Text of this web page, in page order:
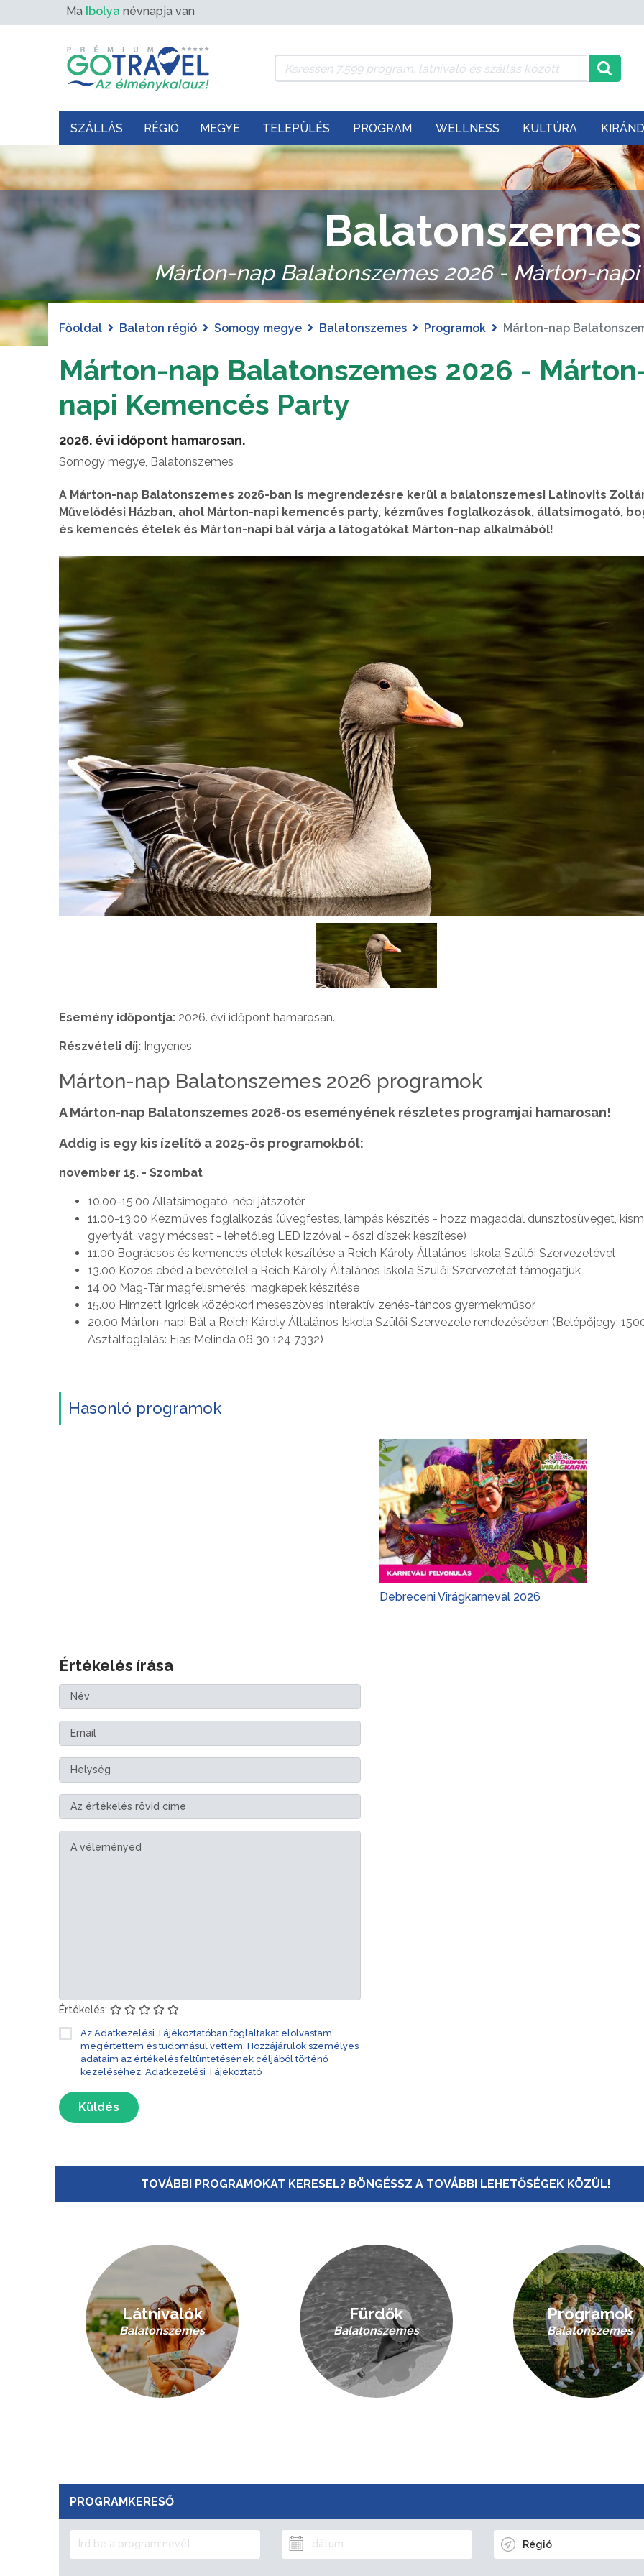
Ma Ibolya névnapja van
SZÁLLÁS RÉGIÓ MEGYE TELEPÜLÉS PROGRAM WELLNESS KULTÚRA
Balatonszemes
Márton-nap Balatonszemes 2026 - Márton-
Főoldal Balaton régió Somogy megye Balatonszemes Programok Márton-nap
Márton-nap Balatonszemes 2026 -
napi Kemencés Party
2026. évi időpont hamarosan.
Somogy megye, Balatonszemes
A Márton-nap Balatonszemes 2026-ban is megrendezésre kerül a balatonszemesi Latinovits
Művelődési Házban, ahol Márton-napi kemencés party, kézműves foglalkozások, állatsimogató,
és kemencés ételek és Márton-napi bál várja a látogatókat Márton-nap alkalmából!
Esemény időpontja: 2026. évi időpont hamarosan.
Részvételi díj: Ingyenes
Márton-nap Balatonszemes 2026 programok
A Márton-nap Balatonszemes 2026-os eseményének részletes programjai hamarosan!
Addig is egy kis ízelítő a 2025-ös programokból:
november 15. - Szombat
10.00-15.00 Állatsimogató, népi játszótér
11.00-13.00 Kézműves foglalkozás (üvegfestés, lámpás készítés - hozz magaddal dunsztosüveget,
gyertyát, vagy mécsest - lehetőleg LED izzóval - őszi díszek készítése)
11.00 Bográcsos és kemencés ételek készítése a Reich Károly Általános Iskola Szülői Szervezetével
13.00 Közös ebéd a bevétellel a Reich Károly Általános Iskola Szülői Szervezetét támogatjuk
14.00 Mag-Tár magfelismerés, magképek készítése
15.00 Hímzett Igricek középkori meseszövés interaktív zenés-táncos gyermekműsor
20.00 Márton-napi Bál a Reich Károly Általános Iskola Szülői Szervezete rendezésében (Belépőjegy:
Asztalfoglalás: Fias Melinda 06 30 124 7332)
Hasonló programok
Debreceni Virágkarnevál 2026
Értékelés írása
Értékelés:
Az Adatkezelési Tájékoztatóban foglaltakat elolvastam,
megértettem és tudomásul vettem. Hozzájárulok személyes
adataim az értékelés feltüntetésének céljából történő
kezeléséhez. Adatkezelési Tájékoztató
Küldés
TOVÁBBI PROGRAMOKAT KERESEL? BÖNGÉSSZ A TOVÁBBI LEHETŐSÉGEK KÖZÜL!
Látnivalók
Balatonszemes
Fürdők
Balatonszemes
Programok
Balatonszemes
PROGRAMKERESŐ
Régió